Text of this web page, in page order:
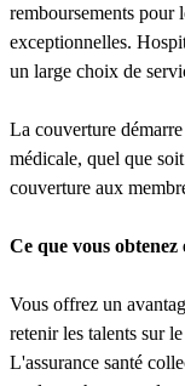
remboursements pour
exceptionnelles.
un large choix de
La couverture
médicale, quel que
couverture aux
Ce que vous
Vous offrez un
retenir les talents sur
L'assurance santé